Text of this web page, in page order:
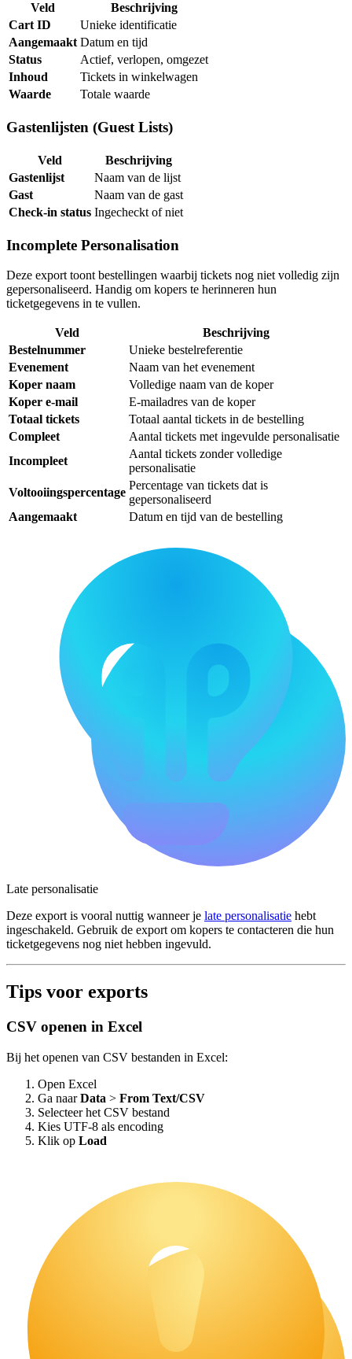
Veld
Beschrijving
Cart ID
Unieke identificatie
Aangemaakt Datum en tijd
Status
Actief, verlopen, omgezet
Inhoud
Tickets in winkelwagen
Waarde
Totale waarde
Gastenlijsten (Guest Lists)
Veld
Beschrijving
Gastenlijst
Naam van de lijst
Gast
Naam van de gast
Check-in status Ingecheckt of niet
Incomplete Personalisation
Deze export toont bestellingen waarbij tickets nog niet volledig zijn
gepersonaliseerd. Handig om kopers te herinneren hun
ticketgegevens in te vullen.
Veld
Beschrijving
Bestelnummer
Unieke bestelreferentie
Evenement
Naam van het evenement
Koper naam
Volledige naam van de koper
Koper e-mail
E-mailadres van de koper
Totaal tickets
Totaal aantal tickets in de bestelling
Compleet
Aantal tickets met ingevulde personalisatie
Incompleet
Aantal tickets zonder volledige
personalisatie
Voltooiingspercentage
Percentage van tickets dat is
gepersonaliseerd
Aangemaakt
Datum en tijd van de bestelling
Late personalisatie
Deze export is vooral nuttig wanneer je late personalisatie hebt
ingeschakeld. Gebruik de export om kopers te contacteren die hun
ticketgegevens nog niet hebben ingevuld.
Tips voor exports
CSV openen in Excel
Bij het openen van CSV bestanden in Excel:
Open Excel
Ga naarData > From Text/CSV
Selecteer het CSV bestand
Kies UTF-8 als encoding
Klik op Load